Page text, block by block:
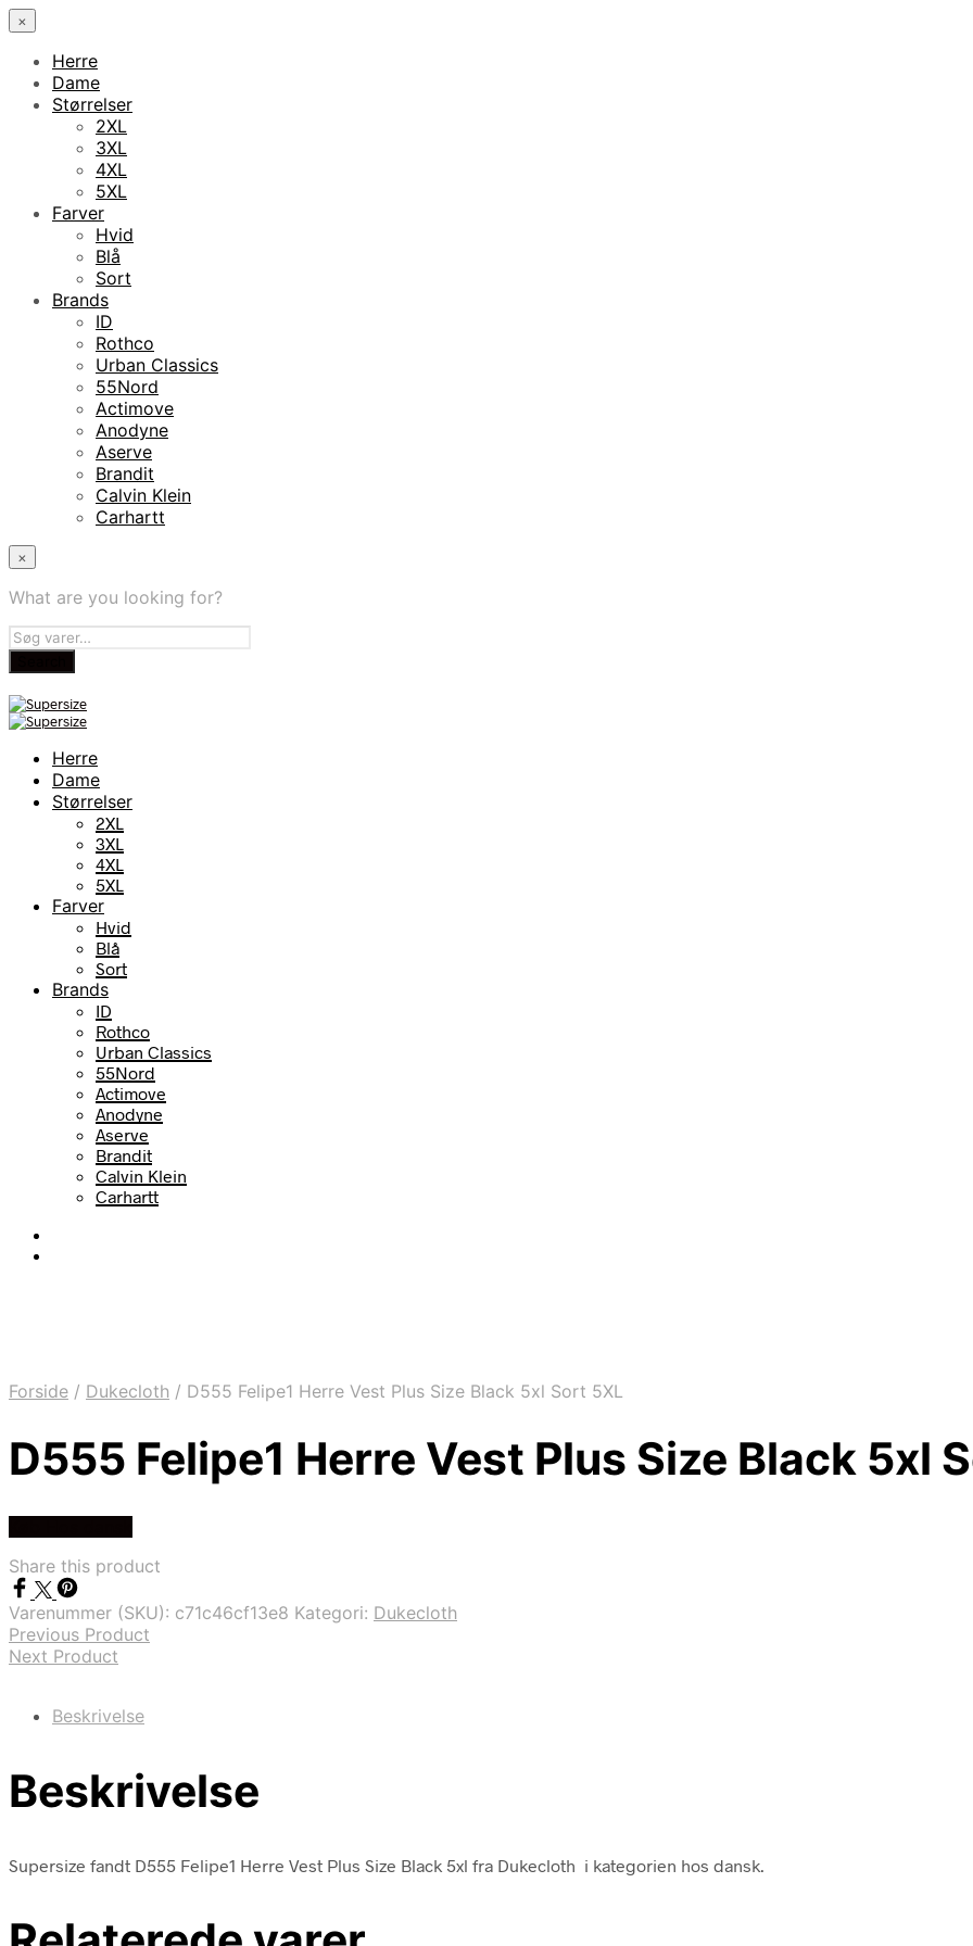
×
Herre
Dame
Størrelser
2XL
3XL
4XL
5XL
Farver
Hvid
Blå
Sort
Brands
ID
Rothco
Urban Classics
55Nord
Actimove
Anodyne
Aserve
Brandit
Calvin Klein
Carhartt
×
What are you looking for?
Herre
Dame
Størrelser
2XL
3XL
4XL
5XL
Farver
Hvid
Blå
Sort
Brands
ID
Rothco
Urban Classics
55Nord
Actimove
Anodyne
Aserve
Brandit
Calvin Klein
Carhartt
Forside / Dukecloth / D555 Felipe1 Herre Vest Plus Size Black 5xl Sort 5XL
D555 Felipe1 Herre Vest Plus Size Black 5xl
Share this product
Varenummer (SKU): c71c46cf13e8 Kategori: Dukecloth
Previous Product
Next Product
Beskrivelse
Beskrivelse
Supersize fandt D555 Felipe1 Herre Vest Plus Size Black 5xl fra Dukecloth i kategorien hos dansk.